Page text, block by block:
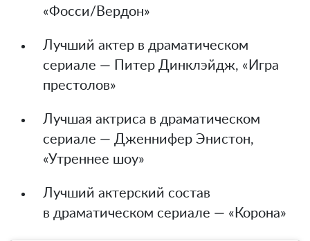
«Фосси/Вердон»
Лучший актер в драматическом
сериале — Питер Динклэйдж, «Игра
престолов»
Лучшая актриса в драматическом
сериале — Дженнифер Энистон,
«Утреннее шоу»
Лучший актерский состав
в драматическом сериале — «Корона»